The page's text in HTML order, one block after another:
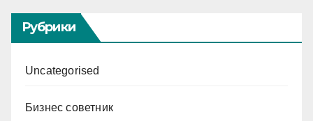
Рубрики
Uncategorised
Бизнес советник